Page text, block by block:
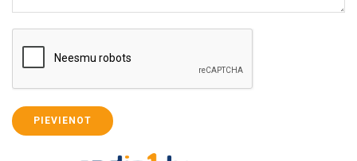
PIEVIENOT